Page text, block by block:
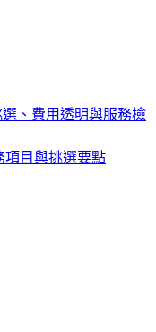
、費用透明與服務檢
項目與挑選要點